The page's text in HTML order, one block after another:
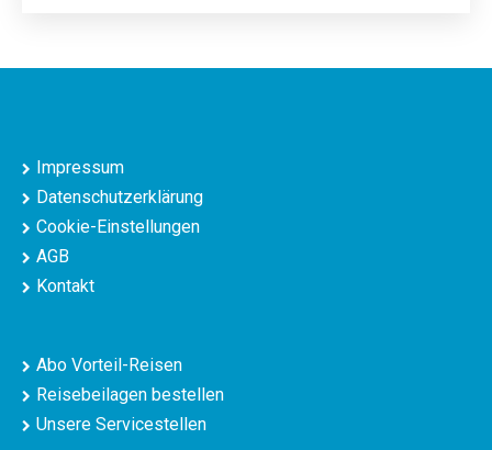
Impressum
Datenschutzerklärung
Cookie-Einstellungen
AGB
Kontakt
Abo Vorteil-Reisen
Reisebeilagen bestellen
Unsere Servicestellen